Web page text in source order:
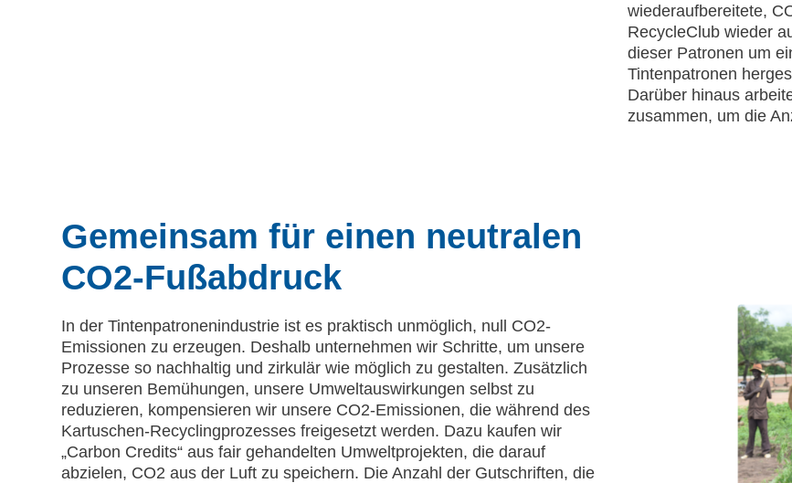
wiederaufbereitete,
RecycleClub wieder
dieser Patronen um
Tintenpatronen
Darüber hinaus
zusammen, um die
Gemeinsam für einen neutralen
CO2-Fußabdruck
In der Tintenpatronenindustrie ist es praktisch unmöglich, null CO2-
Emissionen zu erzeugen. Deshalb unternehmen wir Schritte, um unsere
Prozesse so nachhaltig und zirkulär wie möglich zu gestalten. Zusätzlich
zu unseren Bemühungen, unsere Umweltauswirkungen selbst zu
reduzieren, kompensieren wir unsere CO2-Emissionen, die während des
Kartuschen-Recyclingprozesses freigesetzt werden. Dazu kaufen wir
„Carbon Credits“ aus fair gehandelten Umweltprojekten, die darauf
abzielen, CO2 aus der Luft zu speichern. Die Anzahl der Gutschriften, die